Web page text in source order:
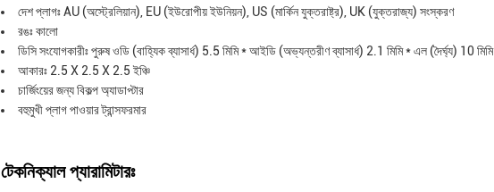
দেশ প্লাগঃ AU (অস্ট্রেলিয়ান), EU (ইউরোপীয় ইউনিয়ন), US (মার্কিন যুক্তরাষ্ট্র), UK (যুক্তরাজ্য) সংস্করণ
রঙঃ কালো
ডিসি সংযোগকারীঃ পুরুষ ওডি (বাহ্যিক ব্যাসার্ধ) 5.5 মিমি * আইডি (অভ্যন্তরীণ ব্যাসার্ধ) 2.1 মিমি * এল (দৈর্ঘ্য) 10 মিমি
আকারঃ 2.5 X 2.5 X 2.5 ইঞ্চি
চার্জিংয়ের জন্য বিকল্প অ্যাডাপ্টার
বহুমুখী প্লাগ পাওয়ার ট্রান্সফরমার
টেকনিক্যাল প্যারামিটারঃ